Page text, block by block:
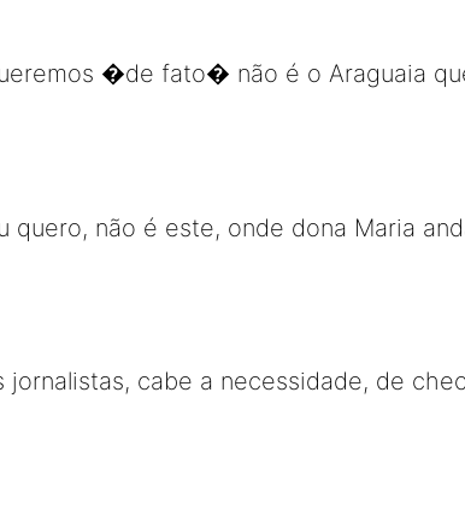
�de fato� não é o Araguaia
quero, não é este, onde dona Maria
jornalistas, cabe a necessidade, de